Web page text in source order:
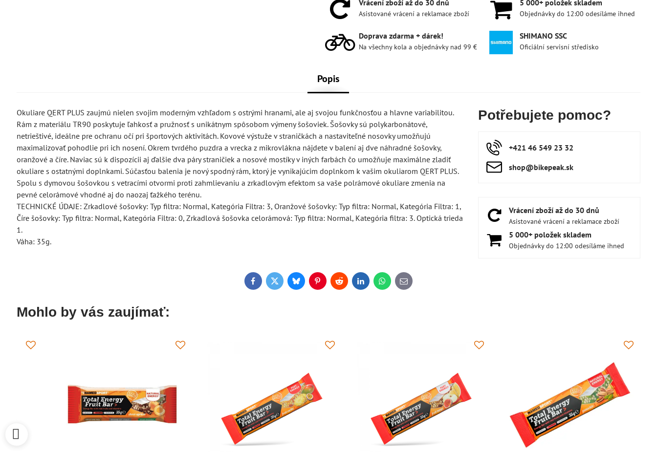
Vrácení zboží až do 30 dnů
Asistované vrácení a reklamace zboží
5 000+ položek skladem
Objednávky do 12:00 odesíláme ihned
Doprava zdarma + dárek!
Na všechny kola a objednávky nad 99 €
SHIMANO SSC
Oficiální servisní středisko
Popis
Okuliare QERT PLUS zaujmú nielen svojim moderným vzhľadom s ostrými hranami, ale aj svojou funkčnosťou a hlavne variabilitou.
Rám z materiálu TR90 poskytuje ľahkosť a pružnosť s unikátnym spôsobom výmeny šošoviek. Šošovky sú polykarbonátové,
netrieštivé, ideálne pre ochranu očí pri športových aktivitách. Kovové výstuže v straničkách a nastaviteľné nosovky umožňujú
maximalizovať pohodlie pri ich nosení. Okrem tvrdého puzdra a vrecka z mikrovlákna nájdete v balení aj dve náhradné šošovky,
oranžové a číre. Naviac sú k dispozícii aj ďalšie dva páry straničiek a nosové mostíky v iných farbách čo umožňuje maximálne zladiť
okuliare s ostatnými doplnkami. Súčasťou balenia je nový spodný rám, ktorý je vynikajúcim doplnkom k vašim okuliarom QERT PLUS.
Spolu s dymovou šošovkou s vetracími otvormi proti zahmlievaniu a zrkadlovým efektom sa vaše polrámové okuliare zmenia na
pevné celorámové vhodné aj do naozaj ťažkého terénu.
TECHNICKÉ ÚDAJE: Zrkadlové šošovky: Typ filtra: Normal, Kategória Filtra: 3, Oranžové šošovky: Typ filtra: Normal, Kategória Filtra: 1,
Číre šošovky: Typ filtra: Normal, Kategória Filtra: 0, Zrkadlová šošovka celorámová: Typ filtra: Normal, Kategória filtra: 3. Optická trieda
1.
Váha: 35g.
Potřebujete pomoc?
+421 46 549 23 32
shop​@bikepeak​.sk
Vrácení zboží až do 30 dnů
Asistované vrácení a reklamace zboží
5 000+ položek skladem
Objednávky do 12:00 odesíláme ihned
FacebookTwitterBlueskyPinterestRedditLinkedInWhatsApp
E-
mail
Mohlo by vás zaujímať: